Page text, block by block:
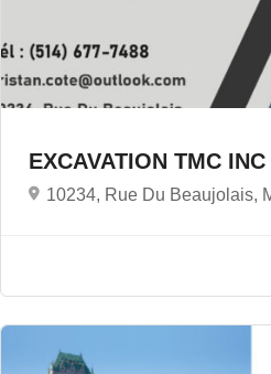
EXCAVATION TMC INC
10234, Rue Du Beaujolais,